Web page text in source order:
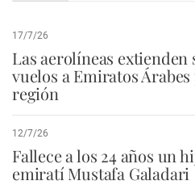
17/7/26
Las aerolíneas extienden
vuelos a Emiratos
región
12/7/26
Fallece a los 24 años un
emiratí Mustafa Galadari